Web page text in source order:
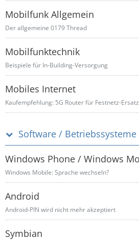
Mobilfunk Allgemein
​Der allgemeine 0179 Thread
Mobilfunktechnik
Beispiele für In-Building-Versorgung
Mobiles Internet
Kaufempfehlung: 5G Router für Festnetz-Ersatz
Software /
Windows Phone / Windows
Windows Mobile: Sprache wechseln?
Android
Android-PIN wird nicht mehr akzeptiert
Symbian